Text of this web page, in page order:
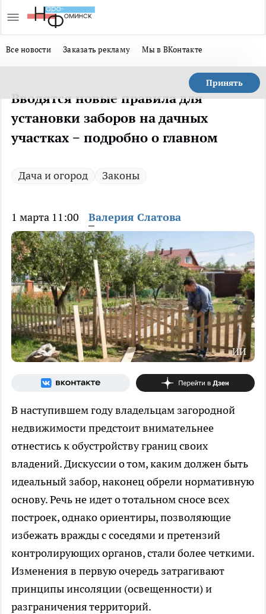
Все новости Заказать рекламу Мы в ВКонтакте
Принять
Вводятся новые правила для
установки заборов на дачных
участках − подробно о главном
Дача и огород Законы
1 марта 11:00 Валерия Слатова
ИИ
В наступившем году владельцам загородной
недвижимости предстоит внимательнее
отнестись к обустройству границ своих
владений. Дискуссии о том, каким должен быть
идеальный забор, наконец обрели нормативную
основу. Речь не идет о тотальном сносе всех
построек, однако ориентиры, позволяющие
избежать вражды с соседями и претензий
контролирующих органов, стали более четкими.
Изменения в первую очередь затрагивают
принципы инсоляции (освещенности) и
разграничения территорий.